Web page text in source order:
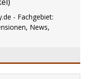
- Fachgebiet:
News,